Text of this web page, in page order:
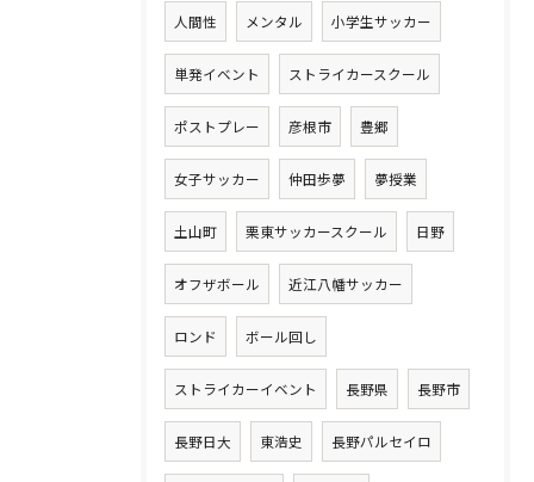
人間性 メンタル 小学生サッカー
単発イベント ストライカースクール
ポストプレー 彦根市 豊郷
女子サッカー 仲田歩夢 夢授業
土山町 栗東サッカースクール 日野
オフザボール 近江八幡サッカー
ロンド ボール回し
ストライカーイベント 長野県 長野市
長野日大 東浩史 長野パルセイロ